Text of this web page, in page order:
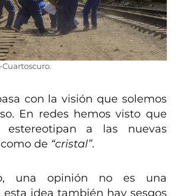
Cuartoscuro.
con la visión que solemos
En redes hemos visto que
estereotipan a las nuevas
de “cristal”.
una opinión no es una
idea también hay sesgos